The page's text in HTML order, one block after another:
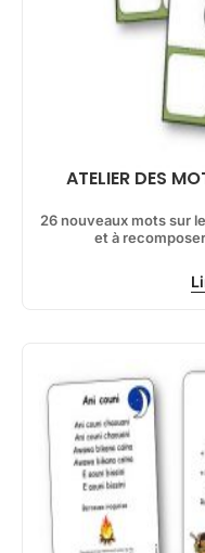
ATELIER DES
26 nouveaux mots sur
et à